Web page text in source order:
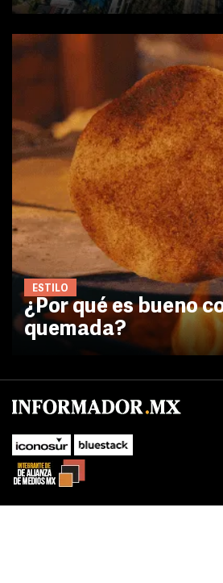
ESTILO
¿Por qué es bueno
quemada?